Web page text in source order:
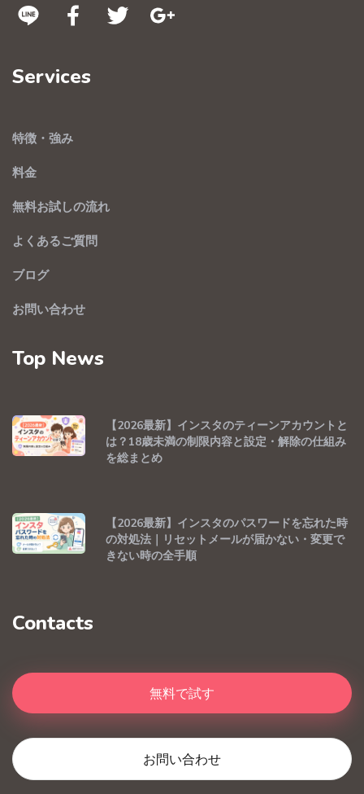
Services
特徴・強み
料金
無料お試しの流れ
よくあるご質問
ブログ
お問い合わせ
Top News
【2026最新】インスタのティーンアカウントと
は？18歳未満の制限内容と設定・解除の仕組み
を総まとめ
【2026最新】インスタのパスワードを忘れた時
の対処法｜リセットメールが届かない・変更で
きない時の全手順
Contacts
無料で試す
お問い合わせ